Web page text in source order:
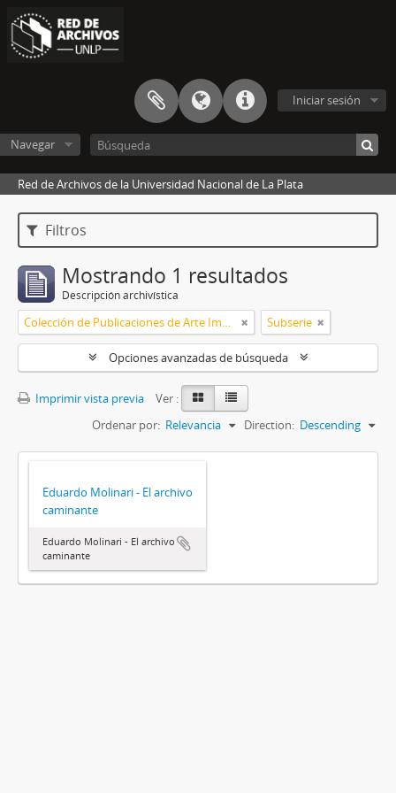
Iniciar sesión
Navegar
Red de Archivos de la Universidad Nacional de La Plata
Filtros
Mostrando 1 resultados
Descripción archivística
Colección de Publicaciones de Arte Impreso Subserie
Opciones avanzadas de búsqueda
Imprimir vista previa
Ver :
Ordenar por: Relevancia Direction: Descending
Eduardo Molinari - El archivo
caminante
Eduardo Molinari - El archivo
caminante